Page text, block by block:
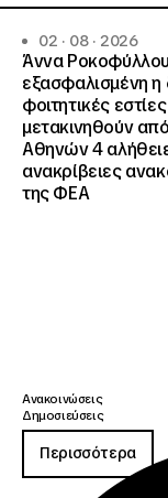
02 · 08 · 2026
Άννα
εξασφαλισμένη
φοιτητικές
μετακινηθούν
Αθηνών 4
ανακρίβειες
της ΦΕΑ
Ανακοινώσεις
Δημοσιεύσεις
Περισσότερα